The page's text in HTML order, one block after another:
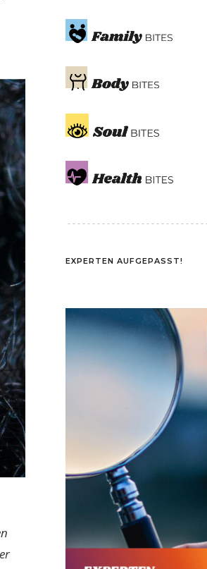
EXPERTEN AUFGEPASST!